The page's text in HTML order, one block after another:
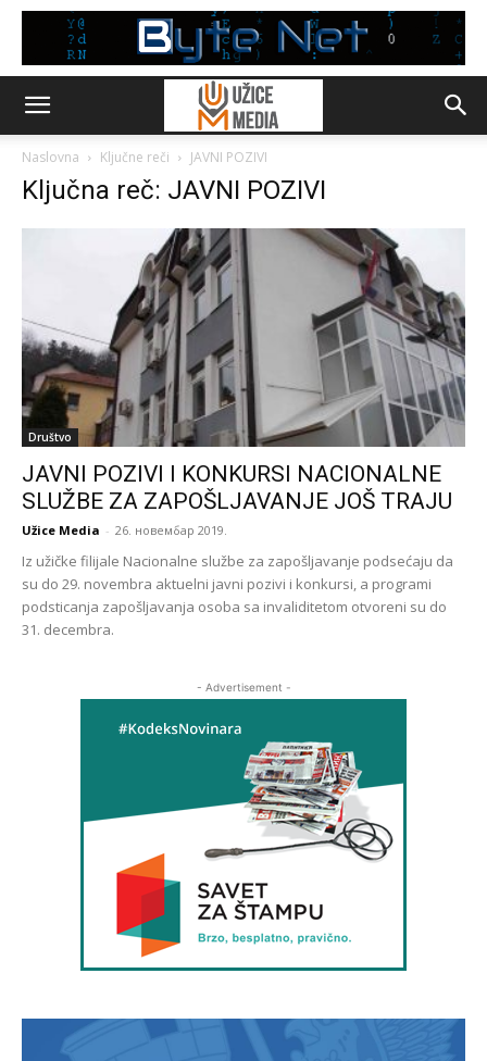
Naslovna Ključne reči JAVNI POZIVI
Ključna reč: JAVNI POZIVI
Društvo
JAVNI POZIVI I KONKURSI NACIONALNE
SLUŽBE ZA ZAPOŠLJAVANJE JOŠ TRAJU
Užice Media - 26. новембар 2019.
Iz užičke filijale Nacionalne službe za zapošljavanje podsećaju da
su do 29. novembra aktuelni javni pozivi i konkursi, a programi
podsticanja zapošljavanja osoba sa invaliditetom otvoreni su do
31. decembra.
- Advertisement -